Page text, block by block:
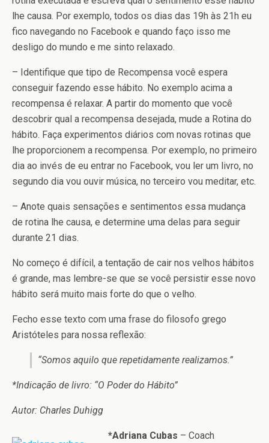
lhe causa. Por exemplo, todos os dias das 19h às 21h eu
fico navegando no Facebook e quando faço isso me
desligo do mundo e me sinto relaxado.
– Identifique que tipo de Recompensa você espera
conseguir fazendo esse hábito. No exemplo acima a
recompensa é relaxar. A partir do momento que você
descobrir qual a recompensa desejada, mude a Rotina do
hábito. Faça experimentos diários com novas rotinas que
lhe proporcionem a recompensa. Por exemplo, no primeiro
dia ao invés de eu entrar no Facebook, vou ler um livro, no
segundo dia vou ouvir música, no terceiro vou meditar, etc.
– Anote quais sensações e sentimentos essa mudança
de rotina lhe causa, e determine uma delas para seguir
durante 21 dias.
No começo é difícil, a tentação de cair nos velhos hábitos
é grande, mas lembre-se que se você persistir esse novo
hábito será muito mais forte do que o velho.
Fecho esse texto com uma frase do filosofo grego
Aristóteles para nossa reflexão:
“Somos aquilo que repetidamente realizamos.”
*Indicação de livro: “O Poder do Hábito”
Autor: Charles Duhigg
*Adriana Cubas – Coach